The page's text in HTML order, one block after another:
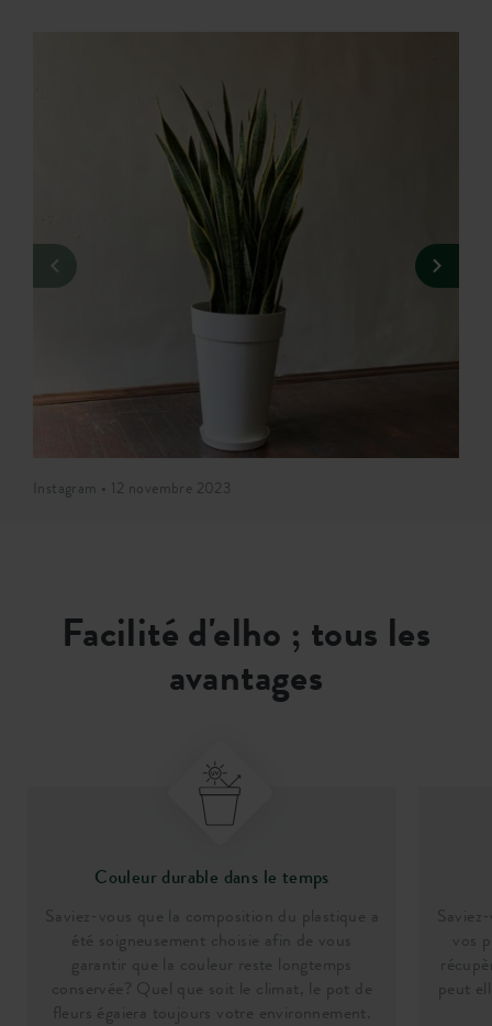
Instagram • 12 novembre 2023
Facilité d'elho ; tous les
avantages
Couleur durable dans le temps
Saviez-vous que la composition du plastique a
été soigneusement choisie afin de vous
garantir que la couleur reste longtemps
conservée? Quel que soit le climat, le pot de
fleurs égaiera toujours votre environnement.
vos
peut